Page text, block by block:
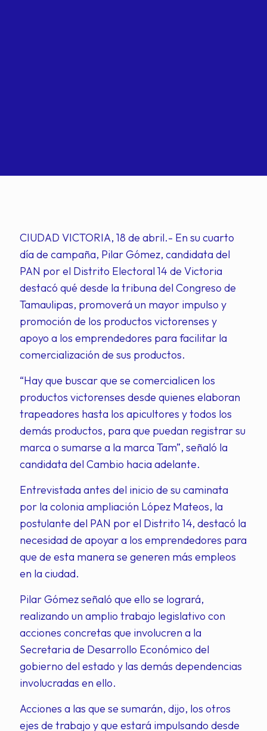
CIUDAD VICTORIA, 18 de abril.- En su cuarto
día de campaña, Pilar Gómez, candidata del
PAN por el Distrito Electoral 14 de Victoria
destacó qué desde la tribuna del Congreso de
Tamaulipas, promoverá un mayor impulso y
promoción de los productos victorenses y
apoyo a los emprendedores para facilitar la
comercialización de sus productos.
“Hay que buscar que se comercialicen los
productos victorenses desde quienes elaboran
trapeadores hasta los apicultores y todos los
demás productos, para que puedan registrar su
marca o sumarse a la marca Tam”, señaló la
candidata del Cambio hacia adelante.
Entrevistada antes del inicio de su caminata
por la colonia ampliación López Mateos, la
postulante del PAN por el Distrito 14, destacó la
necesidad de apoyar a los emprendedores para
que de esta manera se generen más empleos
en la ciudad.
Pilar Gómez señaló que ello se logrará,
realizando un amplio trabajo legislativo con
acciones concretas que involucren a la
Secretaria de Desarrollo Económico del
gobierno del estado y las demás dependencias
involucradas en ello.
Acciones a las que se sumarán, dijo, los otros
ejes de trabajo y que estará impulsando desde